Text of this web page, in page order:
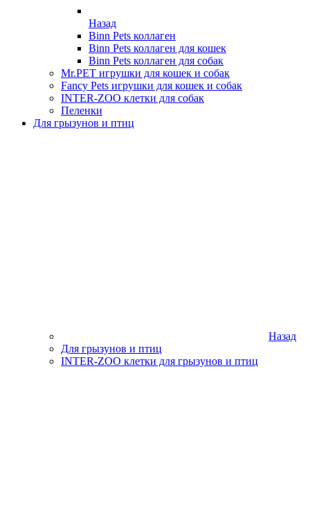
Назад
Binn Pets коллаген
Binn Pets коллаген для кошек
Binn Pets коллаген для собак
Mr.PET игрушки для кошек и собак
Fancy Pets игрушки для кошек и собак
INTER-ZOO клетки для собак
Пеленки
Для грызунов и птиц
Назад
Для грызунов и птиц
INTER-ZOO клетки для грызунов и птиц